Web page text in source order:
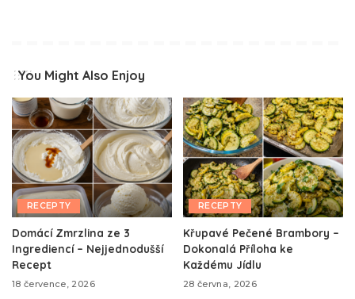
You Might Also Enjoy
RECEPTY
Domácí Zmrzlina ze 3
Ingrediencí – Nejjednodušší
Recept
18 července, 2026
RECEPTY
Křupavé Pečené Brambory –
Dokonalá Příloha ke
Každému Jídlu
28 června, 2026